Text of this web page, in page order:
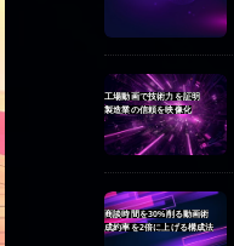
工場動画で技術力を証明
製造業の信頼を映像化
商談時間を30%削る動画術
成約率を2倍に上げる構成法